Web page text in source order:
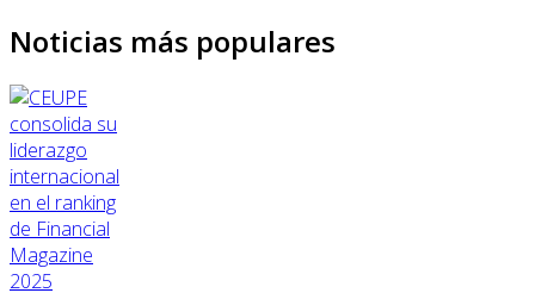
Noticias más populares